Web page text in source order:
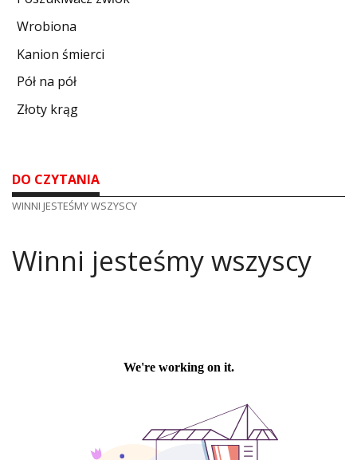
Wrobiona
Kanion śmierci
Pół na pół
Złoty krąg
DO CZYTANIA
WINNI JESTEŚMY WSZYSCY
Winni jesteśmy wszyscy